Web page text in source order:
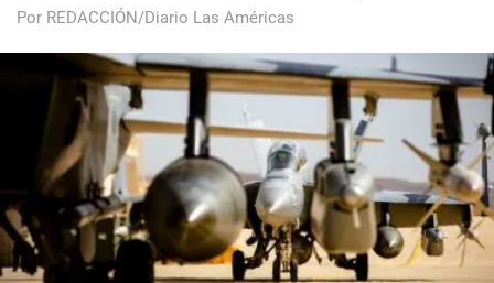
Por REDACCIÓN/Diario Las Américas